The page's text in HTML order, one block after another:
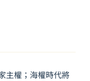
主權；海權時代將